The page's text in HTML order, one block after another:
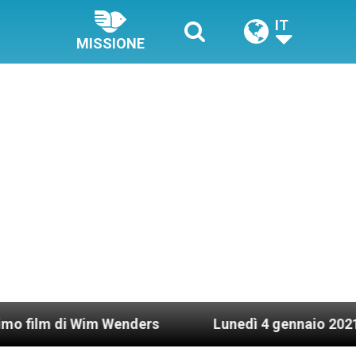
MISSIONE
IT
Wenders Lunedì 4 gennaio 2021: